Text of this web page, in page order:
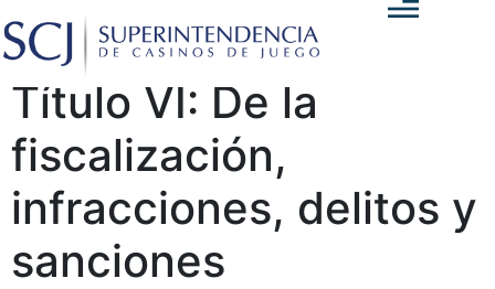
Título VI: De la
fiscalización,
infracciones, delitos y
sanciones